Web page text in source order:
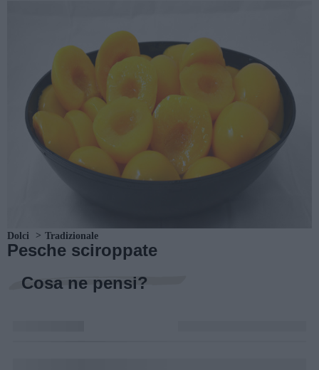
Dolci Tradizionale
Pesche sciroppate
Cosa ne pensi?